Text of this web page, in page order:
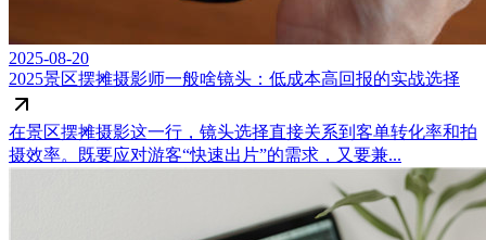
2025-08-20
2025景区摆摊摄影师一般啥镜头：低成本高回报的实战选择
在景区摆摊摄影这一行，镜头选择直接关系到客单转化率和拍
摄效率。既要应对游客“快速出片”的需求，又要兼...